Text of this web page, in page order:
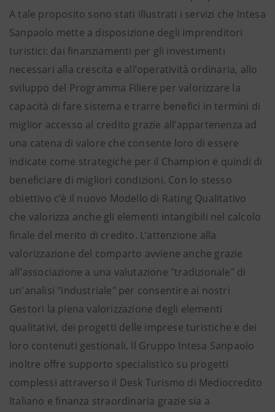
A tale proposito sono stati illustrati i servizi che Intesa
Sanpaolo mette a disposizione degli imprenditori
turistici: dai finanziamenti per gli investimenti
necessari alla crescita e all’operatività ordinaria, allo
sviluppo del Programma Filiere per valorizzare la
capacità di fare sistema e trarre benefici in termini di
miglior accesso al credito grazie all’appartenenza ad
una catena di valore che consente loro di essere
indicate come strategiche per il Champion e quindi di
beneficiare di migliori condizioni. Con lo stesso
obiettivo c’è il nuovo Modello di Rating Qualitativo
che valorizza anche gli elementi intangibili nel calcolo
finale del merito di credito. L’attenzione alla
valorizzazione del comparto avviene anche grazie
all’associazione a una valutazione "tradizionale" di
un'analisi "industriale" per consentire ai nostri
Gestori la piena valorizzazione degli elementi
qualitativi, dei progetti delle imprese turistiche e dei
loro contenuti gestionali. Il Gruppo Intesa Sanpaolo
inoltre offre supporto specialistico su progetti
complessi attraverso il Desk Turismo di Mediocredito
Italiano e finanza straordinaria grazie sia a